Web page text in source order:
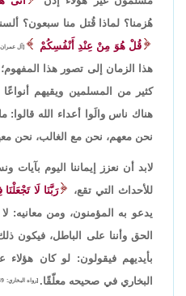
هُزمنا؟ لماذا قُتل منا سبعون؟
قُلْ هُوَ مِنْ عِنْدِ أَنْفُسِكُمْ
[آل عمران:
هذا الزمان إلى تصور هذا
كثير من المسلمين ويقيهم أنواعًا
هناك ناس والَوا أعداء الله
نحن معهم، نحن مع الغالب، نحن
لابد أن نعزز إيماننا اليوم بآيات
للأحداث التي تقع،
رَبَّنَا لَا
يدعو به المؤمنون، ومن معانيه:
الحق وأننا على الباطل، فيكون
بأيديهم فيقولون: لو كان
البخاري في صحيحه معلّقًا. [رواه البخاري: 6/149]